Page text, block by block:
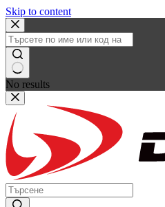
Skip to content
No results